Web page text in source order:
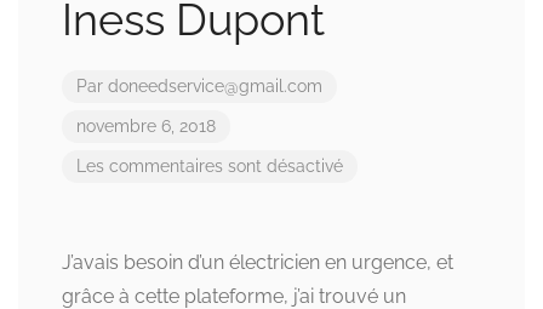
Iness Dupont
Par doneedservice@gmail.com
novembre 6, 2018
Les commentaires sont désactivé
J’avais besoin d’un électricien en urgence, et
grâce à cette plateforme, j’ai trouvé un